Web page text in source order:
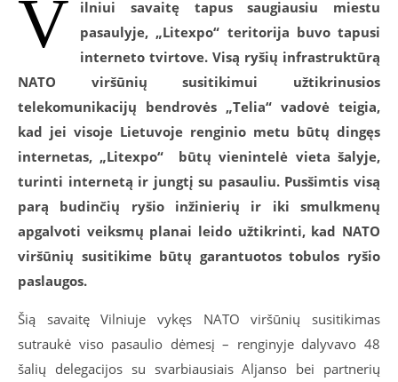
V
ilniui savaitę tapus saugiausiu miestu
pasaulyje, „Litexpo“ teritorija buvo tapusi
interneto tvirtove. Visą ryšių infrastruktūrą
NATO viršūnių susitikimui užtikrinusios
telekomunikacijų bendrovės „Telia“ vadovė teigia,
kad jei visoje Lietuvoje renginio metu būtų dingęs
internetas, „Litexpo“
būtų vienintelė vieta šalyje,
turinti internetą ir jungtį su pasauliu. Pusšimtis visą
parą budinčių ryšio inžinierių ir iki smulkmenų
apgalvoti veiksmų planai leido užtikrinti, kad NATO
viršūnių susitikime būtų garantuotos tobulos ryšio
paslaugos.
Šią savaitę Vilniuje vykęs NATO viršūnių susitikimas
sutraukė viso pasaulio dėmesį – renginyje dalyvavo 48
šalių delegacijos su svarbiausiais Aljanso bei partnerių